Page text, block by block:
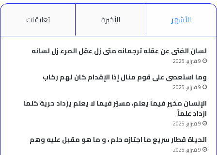
الأشهر الأخيرة تعليقات
لسان الفتى عن عقله ترجمانه متى زل عقل المرء زل لسانه
9 فبراير، 2025
وما استعصى على قوم منال إذا الإقدام كان لهم ركاب
9 فبراير، 2025
الإنسان مخير فيما يعلم، مسيّر فيما لا يعلم يزداد حرية كلما
ازداد علماً
9 فبراير، 2025
الحياة قطار سريع ما اجتازه حلم ، و ما هو مقبل عليه وهم
9 فبراير، 2025